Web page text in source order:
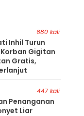
680 kali
Inhil Turun
Korban Gigitan
Gratis,
447 kali
Penanganan
Liar